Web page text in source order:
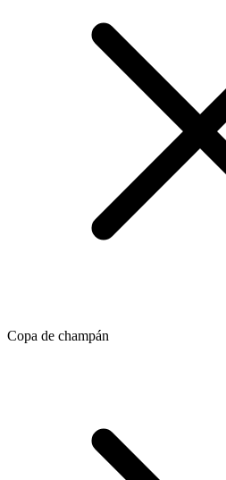
Copa de champán